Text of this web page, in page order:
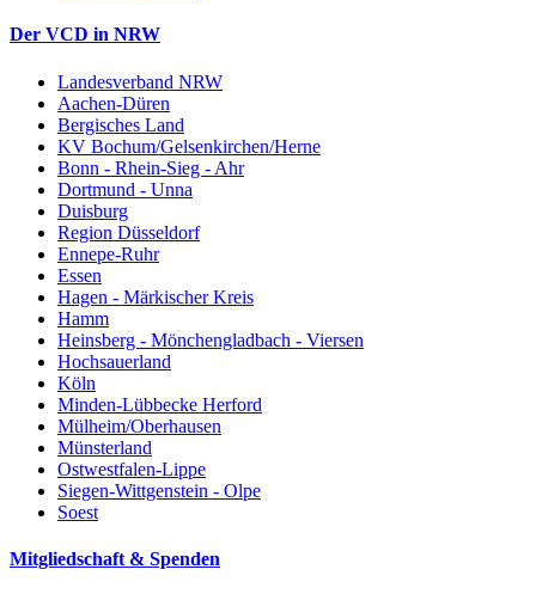
Der VCD in NRW
Landesverband NRW
Aachen-Düren
Bergisches Land
KV Bochum/Gelsenkirchen/Herne
Bonn - Rhein-Sieg - Ahr
Dortmund - Unna
Duisburg
Region Düsseldorf
Ennepe-Ruhr
Essen
Hagen - Märkischer Kreis
Hamm
Heinsberg - Mönchengladbach - Viersen
Hochsauerland
Köln
Minden-Lübbecke Herford
Mülheim/Oberhausen
Münsterland
Ostwestfalen-Lippe
Siegen-Wittgenstein - Olpe
Soest
Mitgliedschaft & Spenden